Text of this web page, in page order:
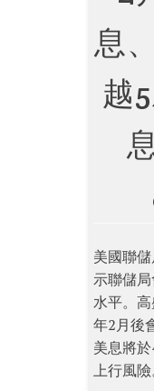
息
越
美國聯
示聯儲
水平。
年2月後
美息將
上行風險